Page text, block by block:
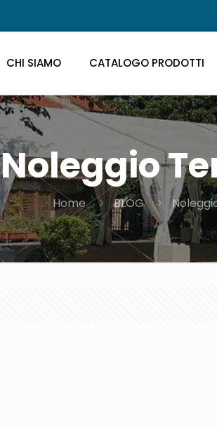
CHI SIAMO CATALOGO PRODOTTI
Noleggio
Home BLOG